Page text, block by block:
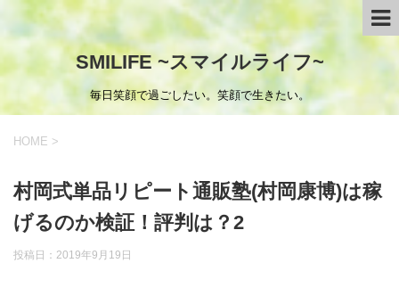
SMILIFE ~スマイルライフ~
毎日笑顔で過ごしたい。笑顔で生きたい。
HOME >
村岡式単品リピート通販塾(村岡康博)は稼
げるのか検証！評判は？2
投稿日： 2019年9月19日